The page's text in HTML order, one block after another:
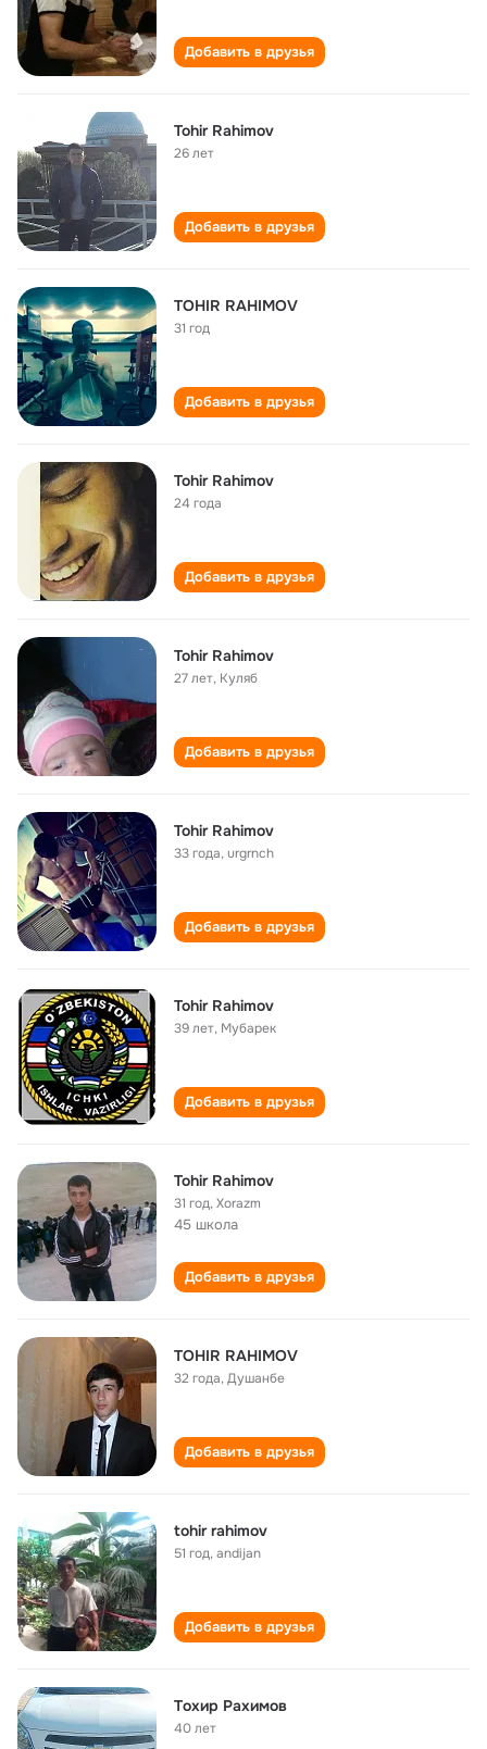
Добавить в друзья
Tohir Rahimov
26 лет
Добавить в друзья
TOHIR RAHIMOV
31 год
Добавить в друзья
Tohir Rahimov
24 года
Добавить в друзья
Tohir Rahimov
27 лет, Куляб
Добавить в друзья
Tohir Rahimov
33 года,urgrnch
Добавить в друзья
Tohir Rahimov
39 лет, Мубарек
Добавить в друзья
Tohir Rahimov
31 год,Xorazm
45 школа
Добавить в друзья
TOHIR RAHIMOV
32 года,Душанбе
Добавить в друзья
tohir rahimov
51 год,andijan
Добавить в друзья
Tохир Рахимов
40 лет